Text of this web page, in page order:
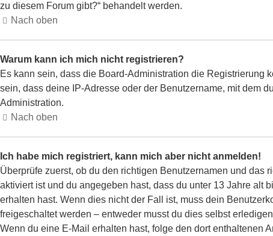
zu diesem Forum gibt?“ behandelt werden.
Nach oben
Warum kann ich mich nicht registrieren?
Es kann sein, dass die Board-Administration die Registrierung
sein, dass deine IP-Adresse oder der Benutzername, mit dem
Administration.
Nach oben
Ich habe mich registriert, kann mich aber nicht anmelden!
Überprüfe zuerst, ob du den richtigen Benutzernamen und
aktiviert ist und du angegeben hast, dass du unter 13 Jahre alt
erhalten hast. Wenn dies nicht der Fall ist, muss dein
freigeschaltet werden – entweder musst du dies selbst
Wenn du eine E-Mail erhalten hast, folge den dort enthaltenen